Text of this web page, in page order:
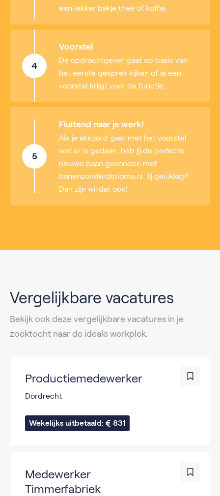
een lekker bakje thee of koffie.
4
Voorstel
De opdrachtgever gaat op basis van
het eerste gesprek kijken of je een
voorstel krijgt voor de functie.
5
Fluitend naar je werk!
Als je akkoord gaat met het voorstel
wat er is gedaan, heb jij de perfecte
nieuwe baan gevonden met
banenzonderdiploma.nl. Jij gelukkig?
Dan zijn wij dat ook!
Vergelijkbare vacatures
Bekijk ook deze vergelijkbare vacatures in je
zoektocht naar de ideale werkplek.
Productiemedewerker
Dordrecht
Wekelijks uitbetaald: 831
Medewerker
Timmerfabriek